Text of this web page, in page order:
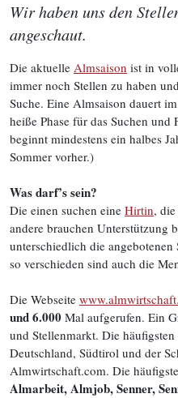
Wir haben uns den
angeschaut.
Die aktuelle Almsaison ist in
immer noch Stellen zu haben
Suche. Eine Almsaison dauert
heiße Phase für das Suchen
beginnt mindestens ein halbes
Sommer vorher.)
Was darf’s sein?
Die einen suchen eine Hirtin,
andere brauchen Unterstützung
unterschiedlich die
so verschieden sind auch die
Die Webseite
und 6.000 Mal aufgerufen. Ein
und Stellenmarkt. Die
Deutschland, Südtirol und der
Almwirtschaft.com. Die
Almarbeit, Almjob, Senner,